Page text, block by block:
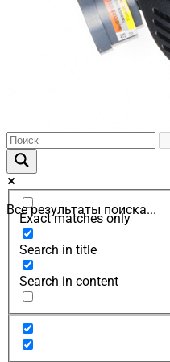
Все результаты поиска...
Exact matches only
Search in title
Search in content